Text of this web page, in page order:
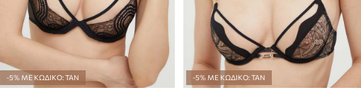
-5% ΜΕ ΚΩΔΙΚΟ: TAN -5% ΜΕ ΚΩΔΙΚΟ: TAN